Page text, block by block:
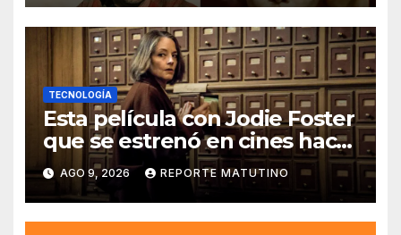
TECNOLOGÍA
Esta película con Jodie Foster
que se estrenó en cines hace
poco ya está en Movistar+
AGO 9, 2026 REPORTE MATUTINO